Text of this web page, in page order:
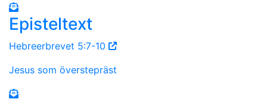
Episteltext
Hebreerbrevet 5:7-10
Jesus som överstepräst